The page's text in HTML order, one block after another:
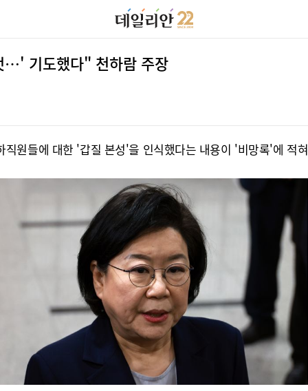
…' 기도했다" 천하람 주장
원들에 대한 '갑질 본성'을 인식했다는 내용이 '비망록'에 적